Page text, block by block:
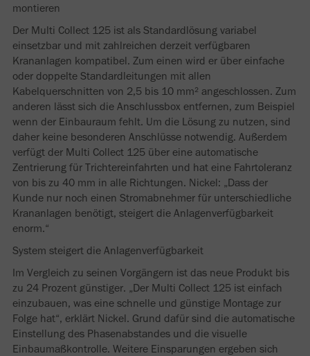
montieren
Der Multi Collect 125 ist als Standardlösung variabel
einsetzbar und mit zahlreichen derzeit verfügbaren
Krananlagen kompatibel. Zum einen wird er über einfache
oder doppelte Standardleitungen mit allen
Kabelquerschnitten von 2,5 bis 10 mm² angeschlossen. Zum
anderen lässt sich die Anschlussbox entfernen, zum Beispiel
wenn der Einbauraum fehlt. Um die Lösung zu nutzen, sind
daher keine besonderen Anschlüsse notwendig. Außerdem
verfügt der Multi Collect 125 über eine automatische
Zentrierung für Trichtereinfahrten und hat eine Fahrtoleranz
von bis zu 40 mm in alle Richtungen. Nickel: „Dass der
Kunde nur noch einen Stromabnehmer für unterschiedliche
Krananlagen benötigt, steigert die Anlagenverfügbarkeit
enorm.“
System steigert die Anlagenverfügbarkeit
Im Vergleich zu seinen Vorgängern ist das neue Produkt bis
zu 24 Prozent günstiger. „Der Multi Collect 125 ist einfach
einzubauen, was eine schnelle und günstige Montage zur
Folge hat“, erklärt Nickel. Grund dafür sind die automatische
Einstellung des Phasenabstandes und die visuelle
Einbaumaßkontrolle. Weitere Einsparungen ergeben sich